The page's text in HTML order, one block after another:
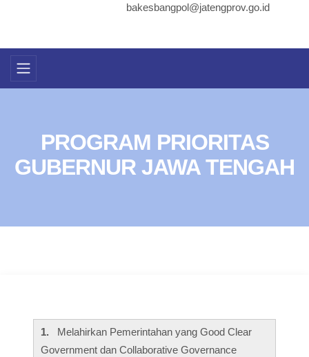
bakesbangpol@jatengprov.go.id
PROGRAM PRIORITAS
GUBERNUR JAWA TENGAH
1. Melahirkan Pemerintahan yang Good Clear
Government dan Collaborative Governance